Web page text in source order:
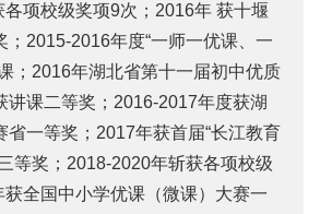
项校级奖项9次；2016年 获十堰
；2015-2016年度“一师一优课、一
；2016年湖北省第十一届初中优质
讲课二等奖；2016-2017年度获湖
省一等奖；2017年获首届“长江教育
等奖；2018-2020年斩获各项校级
全国中小学优课（微课）大赛一